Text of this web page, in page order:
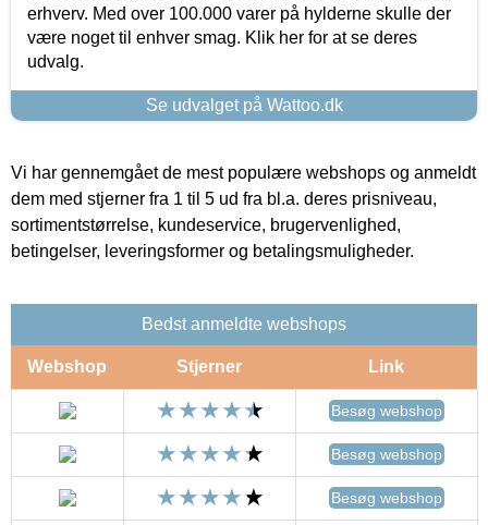
erhverv. Med over 100.000 varer på hylderne skulle der
være noget til enhver smag. Klik her for at se deres
udvalg.
Se udvalget på Wattoo.dk
Vi har gennemgået de mest populære webshops og anmeldt
dem med stjerner fra 1 til 5 ud fra bl.a. deres prisniveau,
sortimentstørrelse, kundeservice, brugervenlighed,
betingelser, leveringsformer og betalingsmuligheder.
Bedst anmeldte webshops
Webshop Stjerner Link
Besøg webshop
Besøg webshop
Besøg webshop